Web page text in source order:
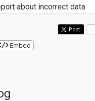
about incorrect data
Post -
Embed